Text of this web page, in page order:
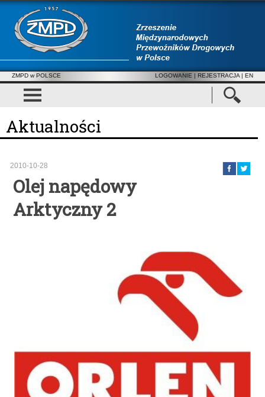
ZMPD w POLSCE LOGOWANIE | REJESTRACJA | EN
Aktualności
2010-10-28
Olej napędowy
Arktyczny 2